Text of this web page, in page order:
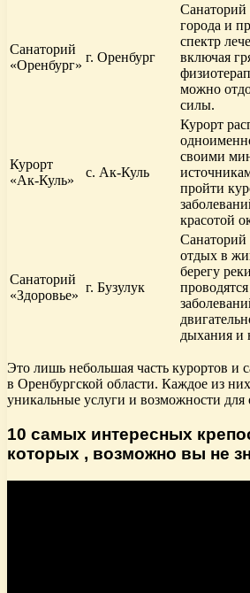
Санаторий
«Оренбург»
г. Оренбург
Санаторий
города и
спектр
включая
можно
силы.
Курорт
«Ак-Куль»
с. Ак-Куль
Курорт
своими
пройти
красотой
Санаторий
«Здоровье»
г. Бузулук
Санаторий
отдых в
берегу
дыхания и
Это лишь небольшая часть курортов и
в Оренбургской области. Каждое из
уникальные услуги и возможности для
10 самых интересных
которых , возможно вы не